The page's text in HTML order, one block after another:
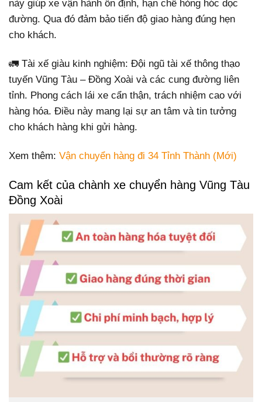
này giúp xe vận hành ổn định, hạn chế hỏng hóc dọc
đường. Qua đó đảm bảo tiến độ giao hàng đúng hẹn
cho khách.
🚛 Tài xế giàu kinh nghiệm: Đội ngũ tài xế thông thạo
tuyến Vũng Tàu – Đồng Xoài và các cung đường liên
tỉnh. Phong cách lái xe cẩn thận, trách nhiệm cao với
hàng hóa. Điều này mang lại sự an tâm và tin tưởng
cho khách hàng khi gửi hàng.
Xem thêm: Vận chuyển hàng đi 34 Tỉnh Thành (Mới)
Cam kết của chành xe chuyển hàng Vũng Tàu
Đồng Xoài